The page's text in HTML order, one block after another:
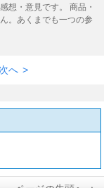
想・意見です。 商品・
。あくまでも一つの参
次へ >